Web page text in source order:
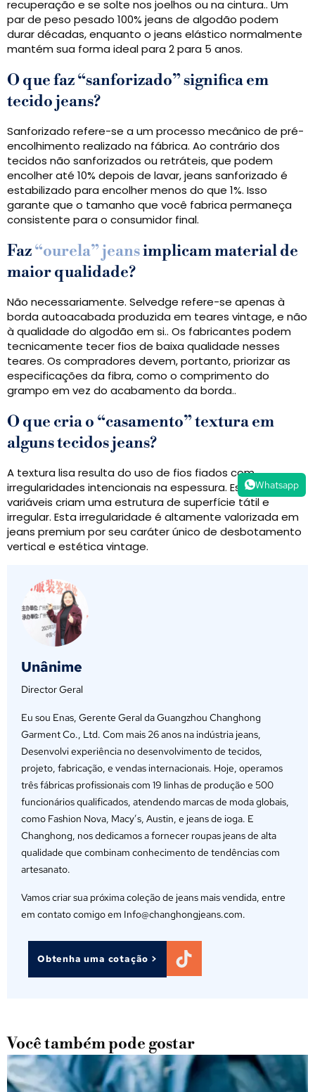
recuperação e se solte nos joelhos ou na cintura.. Um
par de peso pesado 100% jeans de algodão podem
durar décadas, enquanto o jeans elástico normalmente
mantém sua forma ideal para 2 para 5 anos.
O que faz “sanforizado” significa em
tecido jeans?
Sanforizado refere-se a um processo mecânico de pré-
encolhimento realizado na fábrica. Ao contrário dos
tecidos não sanforizados ou retráteis, que podem
encolher até 10% depois de lavar, jeans sanforizado é
estabilizado para encolher menos do que 1%. Isso
garante que o tamanho que você fabrica permaneça
consistente para o consumidor final.
Faz“ourela” jeansimplicam material de
maior qualidade?
Não necessariamente. Selvedge refere-se apenas à
borda autoacabada produzida em teares vintage, e não
à qualidade do algodão em si.. Os fabricantes podem
tecnicamente tecer fios de baixa qualidade nesses
teares. Os compradores devem, portanto, priorizar as
especificações da fibra, como o comprimento do
grampo em vez do acabamento da borda..
O que cria o “casamento” textura em
alguns tecidos jeans?
A textura lisa resulta do uso de fios fiados com
irregularidades intencionais na espessura. Estas seções
variáveis ​​criam uma estrutura de superfície tátil e
irregular. Esta irregularidade é altamente valorizada em
jeans premium por seu caráter único de desbotamento
vertical e estética vintage.
Unânime
Director Geral
Eu sou Enas, Gerente Geral da Guangzhou Changhong
Garment Co., Ltd. Com mais 26 anos na indústria jeans,
Desenvolvi experiência no desenvolvimento de tecidos,
projeto, fabricação, e vendas internacionais. Hoje, operamos
três fábricas profissionais com 19 linhas de produção e 500
funcionários qualificados, atendendo marcas de moda globais,
como Fashion Nova, Macy’s, Austin, e jeans de ioga. E
Changhong, nos dedicamos a fornecer roupas jeans de alta
qualidade que combinam conhecimento de tendências com
artesanato.
Vamos criar sua próxima coleção de jeans mais vendida, entre
em contato comigo em Info@changhongjeans.com.
Obtenha uma cotação >
Você também pode gostar
Whatsapp